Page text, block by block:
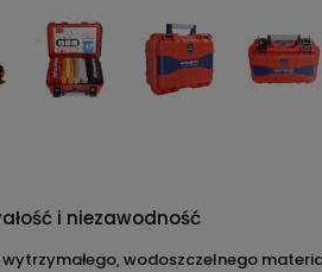
i niezawodność
wytrzymałego, wodoszczelnego